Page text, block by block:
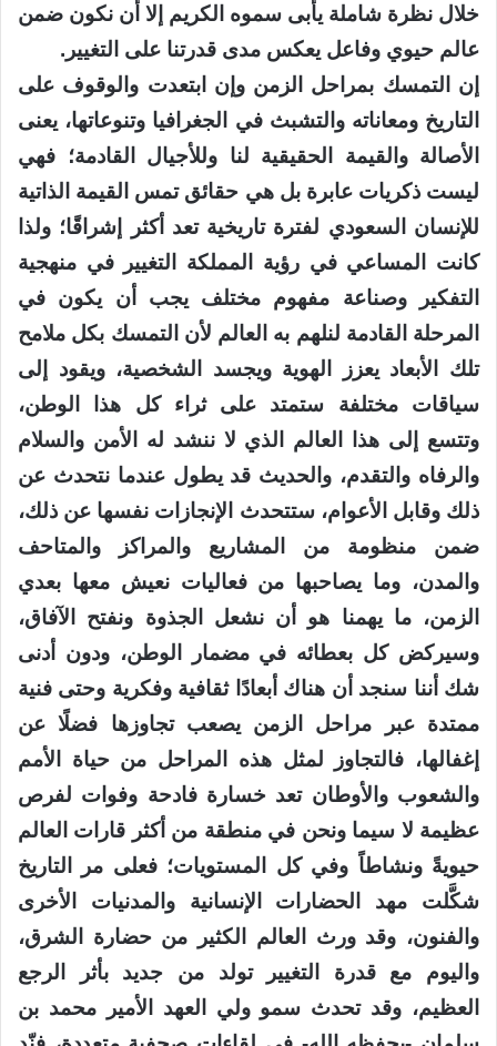
خلال نظرة شاملة يأبى سموه الكريم إلا أن نكون ضمن
عالم حيوي وفاعل يعكس مدى قدرتنا على التغيير.
إن التمسك بمراحل الزمن وإن ابتعدت والوقوف على
التاريخ ومعاناته والتشبث في الجغرافيا وتنوعاتها، يعنى
الأصالة والقيمة الحقيقية لنا وللأجيال القادمة؛ فهي
ليست ذكريات عابرة بل هي حقائق تمس القيمة الذاتية
للإنسان السعودي لفترة تاريخية تعد أكثر إشراقًا؛ ولذا
كانت المساعي في رؤية المملكة التغيير في منهجية
التفكير وصناعة مفهوم مختلف يجب أن يكون في
المرحلة القادمة لنلهم به العالم لأن التمسك بكل ملامح
تلك الأبعاد يعزز الهوية ويجسد الشخصية، ويقود إلى
سياقات مختلفة ستمتد على ثراء كل هذا الوطن،
وتتسع إلى هذا العالم الذي لا ننشد له الأمن والسلام
والرفاه والتقدم، والحديث قد يطول عندما نتحدث عن
ذلك وقابل الأعوام، ستتحدث الإنجازات نفسها عن ذلك،
ضمن منظومة من المشاريع والمراكز والمتاحف
والمدن، وما يصاحبها من فعاليات نعيش معها بعدي
الزمن، ما يهمنا هو أن نشعل الجذوة ونفتح الآفاق،
وسيركض كل بعطائه في مضمار الوطن، ودون أدنى
شك أننا سنجد أن هناك أبعادًا ثقافية وفكرية وحتى فنية
ممتدة عبر مراحل الزمن يصعب تجاوزها فضلًا عن
إغفالها، فالتجاوز لمثل هذه المراحل من حياة الأمم
والشعوب والأوطان تعد خسارة فادحة وفوات لفرص
عظيمة لا سيما ونحن في منطقة من أكثر قارات العالم
حيويةً ونشاطاً وفي كل المستويات؛ فعلى مر التاريخ
شكَّلت مهد الحضارات الإنسانية والمدنيات الأخرى
والفنون، وقد ورث العالم الكثير من حضارة الشرق،
واليوم مع قدرة التغيير تولد من جديد بأثر الرجع
العظيم، وقد تحدث سمو ولي العهد الأمير محمد بن